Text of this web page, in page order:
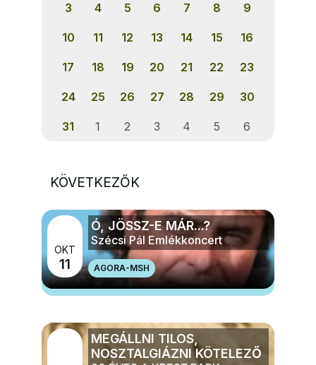
3 4 5 6 7 8 9
10 11 12 13 14 15 16
17 18 19 20 21 22 23
24 25 26 27 28 29 30
31 1 2 3 4 5 6
KÖVETKEZŐK
OKT
11
Ó, JÖSSZ-E MÁR...?
Szécsi Pál Emlékkoncert
AGORA-MSHMÉG TÖBB ZENE
MEGÁLLNI TILOS,
NOSZTALGIÁZNI KÖTELEZŐ